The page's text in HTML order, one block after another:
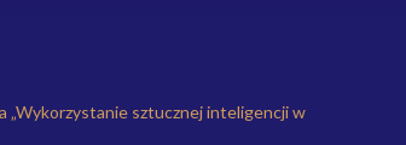
„Wykorzystanie sztucznej inteligencji w